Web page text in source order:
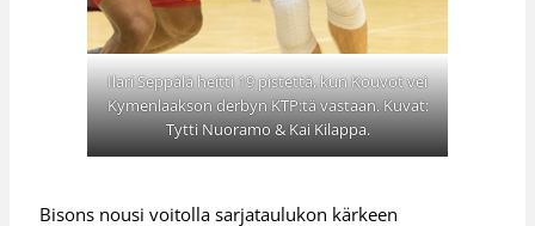
Ilari Seppälä heitti 19 pistettä, kun Kouvot vei
Kymenlaakson derbyn KTP:tä vastaan. Kuvat:
Tytti Nuoramo & Kai Kilappa.
Bisons nousi voitolla sarjataulukon kärkeen